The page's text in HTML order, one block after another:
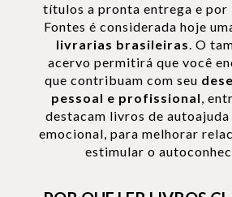
títulos a pronta entrega e por
Fontes é considerada hoje
livrarias brasileiras. O
acervo permitirá que você
que contribuam com seu
pessoal e profissional,
destacam livros de
emocional, para melhorar
estimular o